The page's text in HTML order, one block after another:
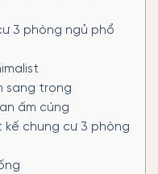
3 phòng ngủ phổ
sang trọng
ấm cúng
chung cư 3 phòng